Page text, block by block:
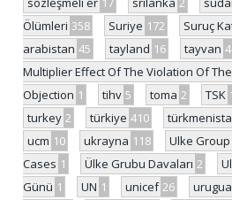
Ölümleri 358 Suriye 172 Suruç
arabistan 45 tayland 16 tayvan 4
Multiplier Effect Of The Violation Of
Objection 1 tihv 5 toma 2 TSK
turkey 2 türkiye 410
ucm 10 ukrayna 118 Ulke
Cases 1 Ülke Grubu Davaları 2
Günü 1 UN 1 unicef 26